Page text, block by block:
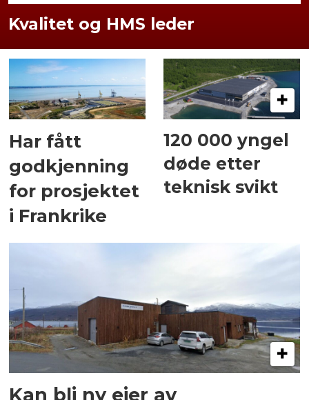
Kvalitet og HMS leder
Har fått
godkjenning
for prosjektet
i Frankrike
120 000 yngel
døde etter
teknisk svikt
Kan bli ny eier av